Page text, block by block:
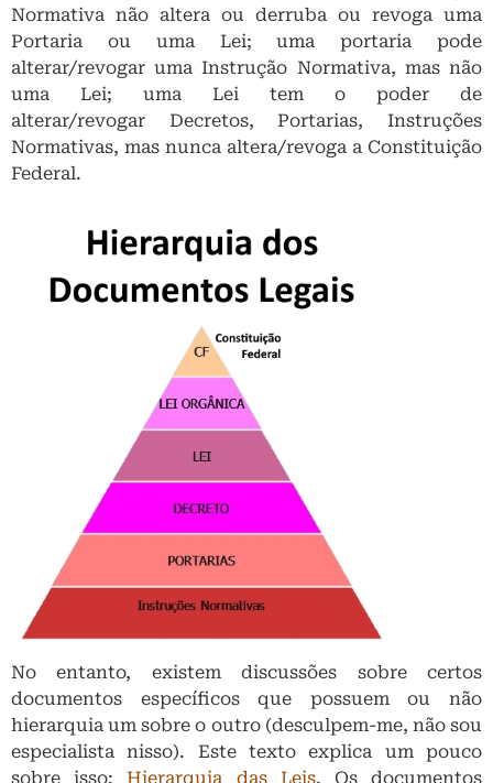
Normativa não altera ou derruba ou revoga uma
Portaria ou uma Lei; uma portaria pode
alterar/revogar uma Instrução Normativa, mas não
uma Lei; uma Lei tem o poder de
alterar/revogar Decretos, Portarias, Instruções
Normativas, mas nunca altera/revoga a Constituição
Federal.
No entanto, existem discussões sobre certos
documentos específicos que possuem ou não
hierarquia um sobre o outro (desculpem-me, não sou
especialista nisso). Este texto explica um pouco
sobre isso: Hierarquia das Leis. Os documentos